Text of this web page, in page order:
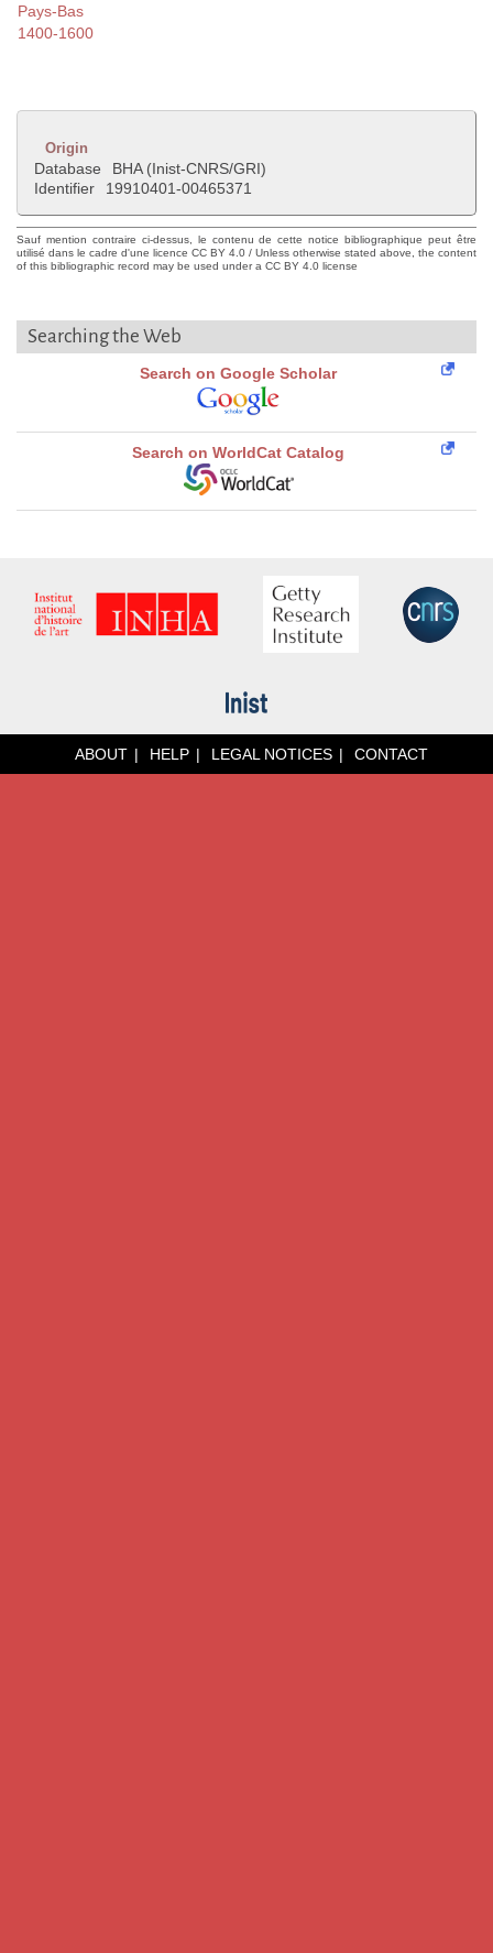
Pays-Bas
1400-1600
Origin
Database
BHA (Inist-CNRS/GRI)
Identifier
19910401-00465371
Sauf mention contraire ci-dessus, le contenu de cette notice bibliographique peut être
utilisé dans le cadre d'une licence CC BY 4.0 / Unless otherwise stated above, the content
of this bibliographic record may be used under a CC BY 4.0 license
Searching the Web
Search on Google Scholar
Search on WorldCat Catalog
ABOUT HELP LEGAL NOTICES CONTACT